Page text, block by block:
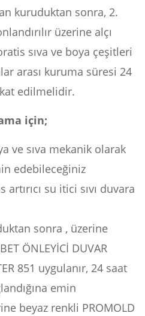
kuruduktan sonra, 2.
üzerine alçı
sıva ve boya çeşitleri
arası kuruma süresi 24
edilmelidir.
için;
ve sıva mekanik olarak
edebileceğiniz
artırıcı su itici sıvı duvara
sonra , üzerine
ÖNLEYİCİ DUVAR
851 uygulanır, 24 saat
emin
beyaz renkli PROMOLD